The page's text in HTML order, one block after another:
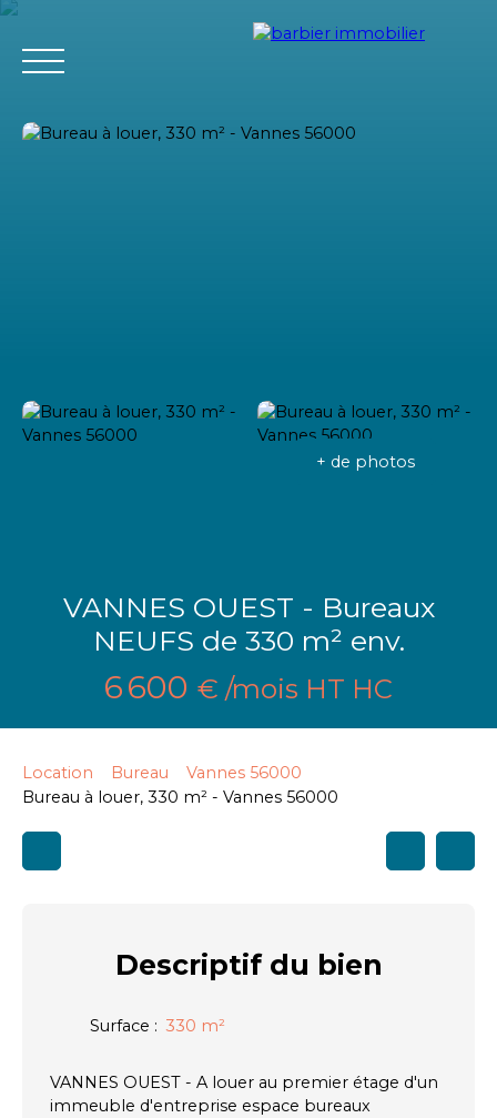
+ de photos
VANNES OUEST - Bureaux
NEUFS de 330 m² env.
6 600 € /mois HT HC
Location Bureau
Vannes 56000
Bureau à louer, 330 m² - Vannes 56000
Descriptifdu bien
Surface : 330 m²
VANNES OUEST - A louer au premier étage d'un
immeuble d'entreprise espace bureaux